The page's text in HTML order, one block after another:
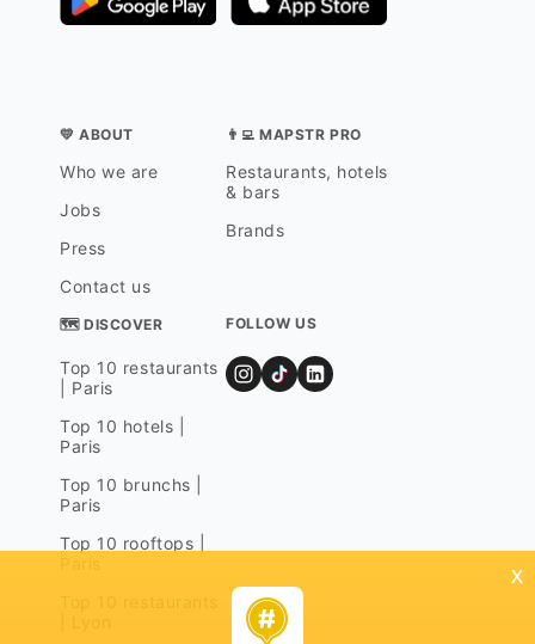
💛 ABOUT
Who we are
Jobs
Press
Contact us
👨‍💻 MAPSTR PRO
Restaurants, hotels
& bars
Brands
🗺 DISCOVER
Top 10 restaurants
| Paris
Top 10 hotels |
Paris
Top 10 brunchs |
Paris
Top 10 rooftops |
FOLLOW US
x